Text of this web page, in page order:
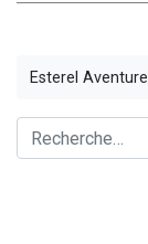
Esterel Aventure